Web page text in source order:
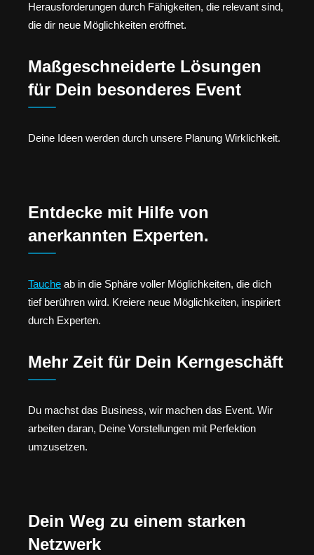
Herausforderungen durch Fähigkeiten, die relevant sind,
die dir neue Möglichkeiten eröffnet.
Maßgeschneiderte Lösungen
für Dein besonderes Event
Deine Ideen werden durch unsere Planung Wirklichkeit.
Entdecke mit Hilfe von
anerkannten Experten.
Tauche ab in die Sphäre voller Möglichkeiten, die dich
tief berühren wird. Kreiere neue Möglichkeiten, inspiriert
durch Experten.
Mehr Zeit für Dein Kerngeschäft
Du machst das Business, wir machen das Event. Wir
arbeiten daran, Deine Vorstellungen mit Perfektion
umzusetzen.
Dein Weg zu einem starken
Netzwerk